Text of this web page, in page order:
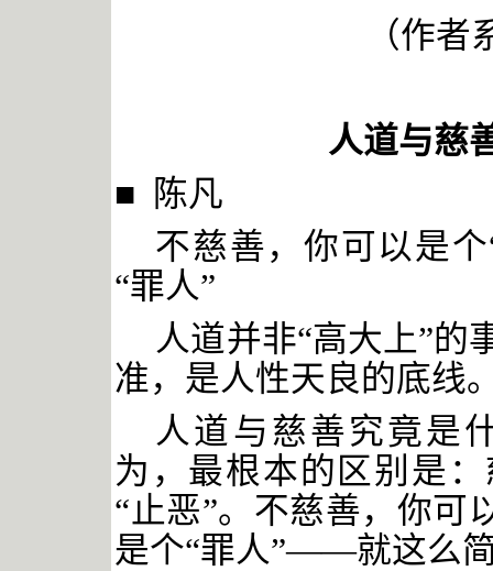
（作
人道与慈
■ 陈凡
不慈善，你可以是个
“罪人”
人道并非“高大上”的
准，是人性天良的底线
人道与慈善究竟是
为，最根本的区别是
“止恶”。不慈善，你可
是个“罪人”——就这么